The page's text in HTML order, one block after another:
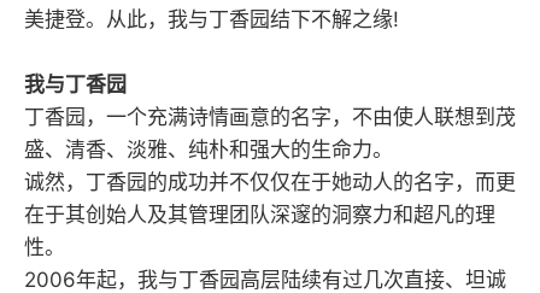
美捷登。从此，我与丁香园结下不解之缘!
我与丁香园
丁香园，一个充满诗情画意的名字，不由使人联想到茂
盛、清香、淡雅、纯朴和强大的生命力。
诚然，丁香园的成功并不仅仅在于她动人的名字，而更
在于其创始人及其管理团队深邃的洞察力和超凡的理
性。
2006年起，我与丁香园高层陆续有过几次直接、坦诚